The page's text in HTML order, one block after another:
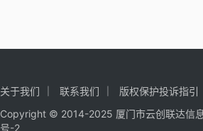
关于我们 联系我们 版权保护投诉指引
Copyright © 2014-2025 厦门市云创联达信
号-2